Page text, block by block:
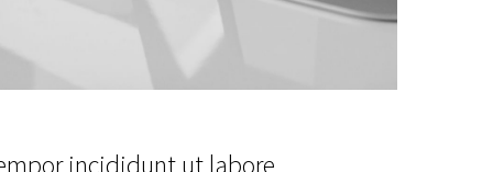
incididunt ut labore